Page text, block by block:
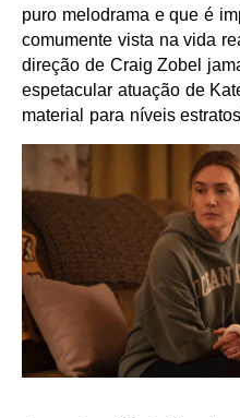
puro melodrama e que é
comumente vista na vida
direção de Craig Zobel
espetacular atuação de
material para níveis